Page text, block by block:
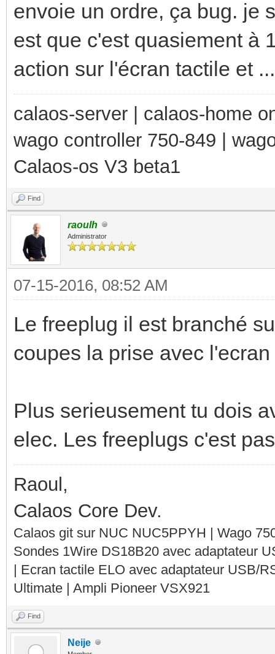
envoie un ordre, ça bug. je
est que c'est quasiement à
action sur l'écran tactile et ...
calaos-server | calaos-home
wago controller 750-849 |
Calaos-os V3 beta1
Find
raoulh
Administrator
07-15-2016, 08:52 AM
Le freeplug il est branché
coupes la prise avec
Plus serieusement tu dois
elec. Les freeplugs c'est
Raoul,
Calaos Core Dev.
Calaos git sur NUC NUC5PPYH | Wago
Sondes 1Wire DS18B20 avec adaptateur
| Ecran tactile ELO avec adaptateur USB/
Ultimate | Ampli Pioneer VSX921
Find
Neije